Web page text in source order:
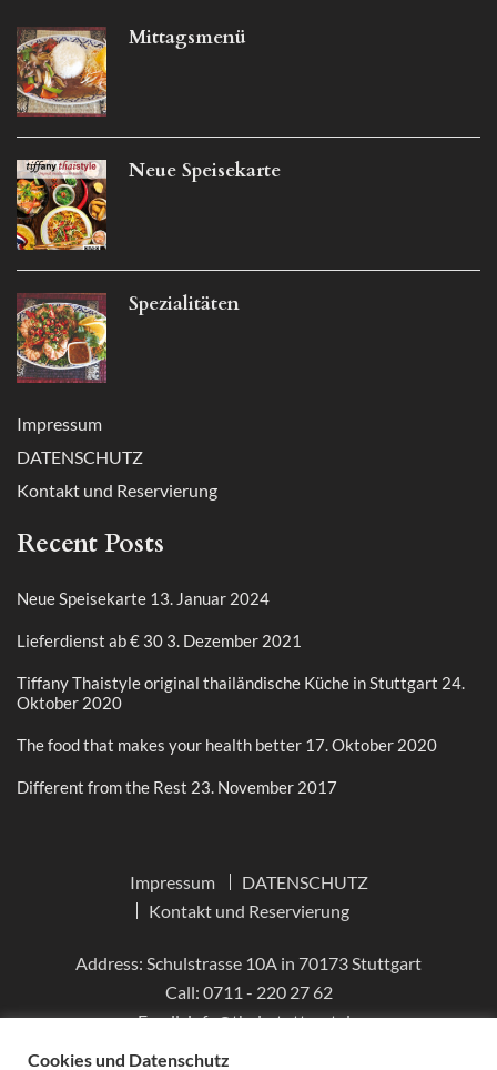
Mittagsmenü
Neue Speisekarte
Spezialitäten
Impressum
DATENSCHUTZ
Kontakt und Reservierung
Recent Posts
Neue Speisekarte 13. Januar 2024
Lieferdienst ab € 30 3. Dezember 2021
Tiffany Thaistyle original thailändische Küche in Stuttgart 24.
Oktober 2020
The food that makes your health better 17. Oktober 2020
Different from the Rest 23. November 2017
Impressum
DATENSCHUTZ
Kontakt und Reservierung
Address: Schulstrasse 10A in 70173 Stuttgart
Call: 0711 - 220 27 62
Email:info@thai-stuttgart.de
Cookies und Datenschutz